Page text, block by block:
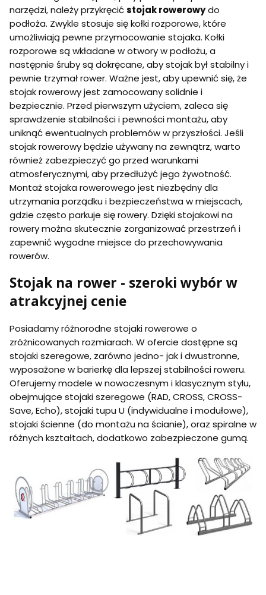
narzędzi, należy przykręcićstojak rowerowydo
podłoża. Zwykle stosuje się kołki rozporowe, które
umożliwiają pewne przymocowanie stojaka. Kołki
rozporowe są wkładane w otwory w podłożu, a
następnie śruby są dokręcane, aby stojak był stabilny i
pewnie trzymał rower. Ważne jest, aby upewnić się, że
stojak rowerowy jest zamocowany solidnie i
bezpiecznie. Przed pierwszym użyciem, zaleca się
sprawdzenie stabilności i pewności montażu, aby
uniknąć ewentualnych problemów w przyszłości. Jeśli
stojak rowerowy będzie używany na zewnątrz, warto
również zabezpieczyć go przed warunkami
atmosferycznymi, aby przedłużyć jego żywotność.
Montaż stojaka rowerowego jest niezbędny dla
utrzymania porządku i bezpieczeństwa w miejscach,
gdzie często parkuje się rowery. Dzięki stojakowi na
rowery można skutecznie zorganizować przestrzeń i
zapewnić wygodne miejsce do przechowywania
rowerów.
Stojak na rower - szeroki wybór w
atrakcyjnej cenie
Posiadamy różnorodne stojaki rowerowe o
zróżnicowanych rozmiarach. W ofercie dostępne są
stojaki szeregowe, zarówno jedno- jak i dwustronne,
wyposażone w barierkę dla lepszej stabilności roweru.
Oferujemy modele w nowoczesnym i klasycznym stylu,
obejmujące stojaki szeregowe (RAD, CROSS, CROSS-
Save, Echo), stojaki tupu U (indywidualne i modułowe),
stojaki ścienne (do montażu na ścianie), oraz spiralne w
różnych kształtach, dodatkowo zabezpieczone gumą.